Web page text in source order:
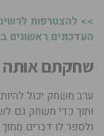
>> להצטרפות
העדכונים ראשונים
שחקתם אותה
ערב משחק יכול
ותוך כדי משחק גם
ולספר לו דברים